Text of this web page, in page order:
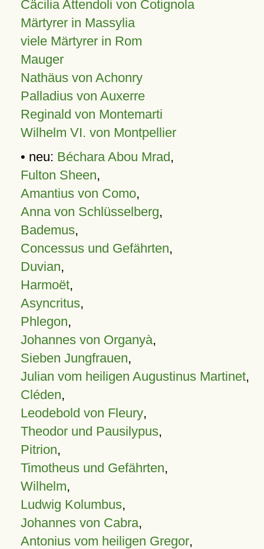
Cäcilia Attendoli von Cotignola
Märtyrer in Massylia
viele Märtyrer in Rom
Mauger
Nathäus von Achonry
Palladius von Auxerre
Reginald von Montemarti
Wilhelm VI. von Montpellier
• neu: Béchara Abou Mrad,
Fulton Sheen,
Amantius von Como,
Anna von Schlüsselberg,
Bademus,
Concessus und Gefährten,
Duvian,
Harmoët,
Asyncritus,
Phlegon,
Johannes von Organyà,
Sieben Jungfrauen,
Julian vom heiligen Augustinus Martinet,
Cléden,
Leodebold von Fleury,
Theodor und Pausilypus,
Pitrion,
Timotheus und Gefährten,
Wilhelm,
Ludwig Kolumbus,
Johannes von Cabra,
Antonius vom heiligen Gregor,